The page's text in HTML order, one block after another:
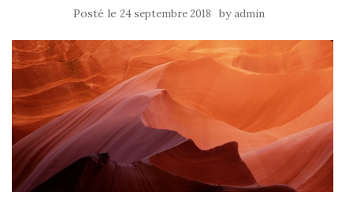
Posté le 24 septembre 2018 byadmin